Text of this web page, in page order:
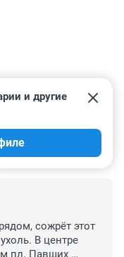
и другие
сожрёт этот
В центре
пл. Павших